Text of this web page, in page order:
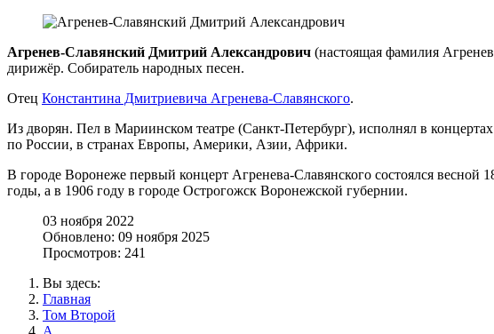
Агренев-Славянский Дмитрий Александрович (настоящая фамилия
дирижёр. Собиратель народных песен.
Отец Константина Дмитриевича Агренева-Славянского.
Из дворян. Пел в Мариинском театре (Санкт-Петербург), исполнял в
по России, в странах Европы, Америки, Азии, Африки.
В городе Воронеже первый концерт Агренева-Славянского состоялся весной
годы, а в 1906 году в городе Острогожск Воронежской губернии.
03 ноября 2022
Обновлено: 09 ноября 2025
Просмотров: 241
Вы здесь:
Главная
Том Второй
А